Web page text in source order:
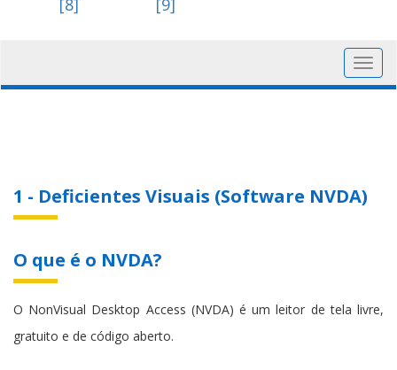
[8] [9]
1 - Deficientes Visuais (Software NVDA)
O que é o NVDA?
O NonVisual Desktop Access (NVDA) é um leitor de tela livre,
gratuito e de código aberto.